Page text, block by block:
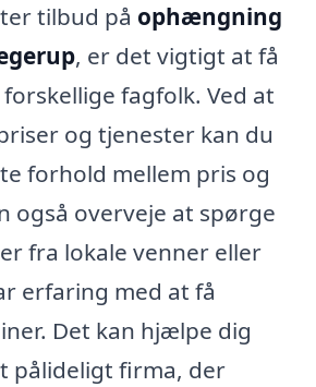
tilbud på ophængning
, er det vigtigt at få
fagfolk. Ved at
og tjenester kan du
forhold mellem pris og
også overveje at spørge
fra lokale venner eller
erfaring med at få
Det kan hjælpe dig
pålideligt firma, der